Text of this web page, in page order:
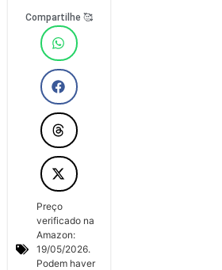
Compartilhe 🥰
Preço
verificado na
Amazon:
19/05/2026.
Podem haver